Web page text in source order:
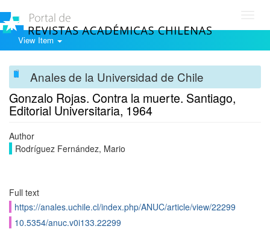
View Item
Anales de la Universidad de Chile
Gonzalo Rojas. Contra la muerte. Santiago,
Editorial Universitaria, 1964
Author
Rodríguez Fernández, Mario
Full text
https://anales.uchile.cl/index.php/ANUC/article/view/22299
10.5354/anuc.v0i133.22299